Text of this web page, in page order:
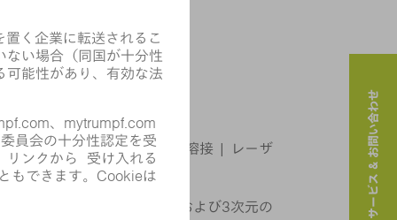
ーザカッティング | レーザ溶接 | レーザ
Cell 3000は、2次元および3次元の
サービス & お問い合わせ